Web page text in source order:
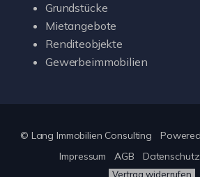
Grundstücke
Mietangebote
Renditeobjekte
Gewerbeimmobilien
© Lang Immobilien Consulting
Impressum
AGB Datenschutz
Vertrag widerrufen